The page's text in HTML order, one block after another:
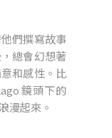
們撰寫故事
總會幻想著
和感性。比
鏡頭下的
漫起來。